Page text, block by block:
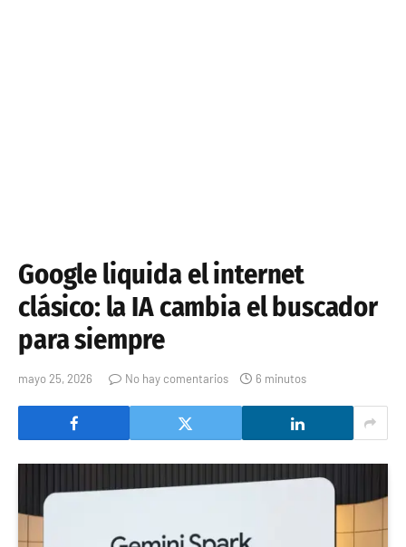
Google liquida el internet
clásico: la IA cambia el buscador
para siempre
mayo 25, 2026 No hay comentarios 6 minutos